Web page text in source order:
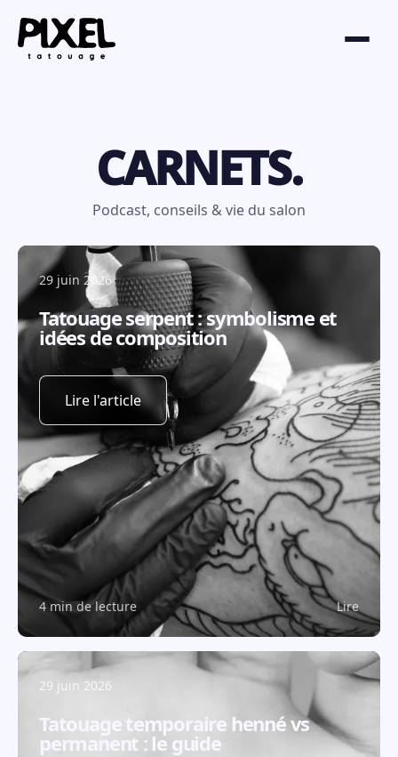
CARNETS.
Podcast, conseils & vie du salon
29 juin 2026
Tatouage serpent : symbolisme et
idées de composition
Lire l'article
4 min de lecture Lire
29 juin 2026
Tatouage temporaire henné vs
permanent : le guide